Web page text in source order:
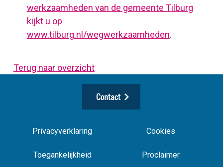
werkzaamheden van de gemeente Tilburg
kijkt u op
www.tilburg.nl/wegwerkzaamheden.
Terug naar overzicht
Contact
Privacyverklaring Cookies
Toegankelijkheid Proclaimer